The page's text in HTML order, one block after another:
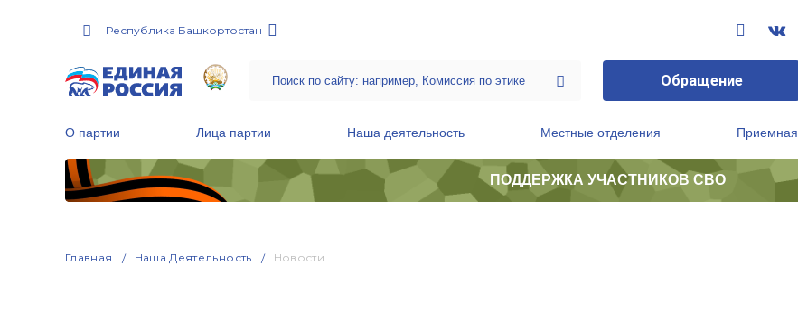
Республика Башкортостан
Обращение
О партии Лица партии Наша деятельность Местные отделения Приемная
ПОДДЕРЖКА УЧАСТНИКОВ СВО
Главная Наша Деятельность Новости